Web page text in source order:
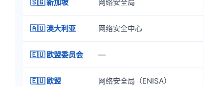
🇸🇬 新加坡 网络安全局
🇦🇺 澳大利亚 网络安全中心
🇪🇺 欧盟委员会 —
🇪🇺 欧盟 网络安全局（ENISA）